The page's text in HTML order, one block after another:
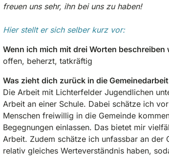
freuen uns sehr, ihn bei uns zu haben!
Hier stellt er sich selber kurz vor:
Wenn ich mich mit drei Worten beschreiben
offen, beherzt, tatkräftig
Was zieht dich zurück in die Gemeinedarbeit
Die Arbeit mit Lichterfelder Jugendlichen
Arbeit an einer Schule. Dabei schätze ich
Menschen freiwillig in die Gemeinde
Begegnungen einlassen. Das bietet mir
Arbeit. Zudem schätze ich unfassbar an der
relativ gleiches Werteverständnis haben,